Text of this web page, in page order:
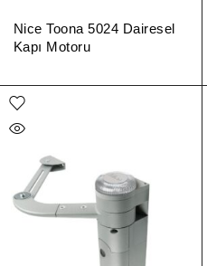
Nice Toona 5024 Dairesel
Kapı Motoru